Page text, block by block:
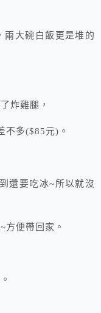
兩大碗白飯更是堆的
炸雞腿，
不多($85元)。
還要吃冰~所以就沒
方便帶回家。